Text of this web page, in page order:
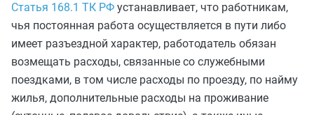
Статья 168.1 ТК РФ устанавливает, что работникам,
чья постоянная работа осуществляется в пути либо
имеет разъездной характер, работодатель обязан
возмещать расходы, связанные со служебными
поездками, в том числе расходы по проезду, по найму
жилья, дополнительные расходы на проживание